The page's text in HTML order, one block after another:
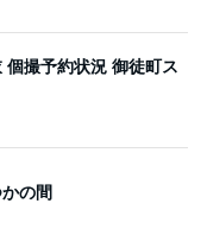
個撮予約状況 御徒町ス
の間